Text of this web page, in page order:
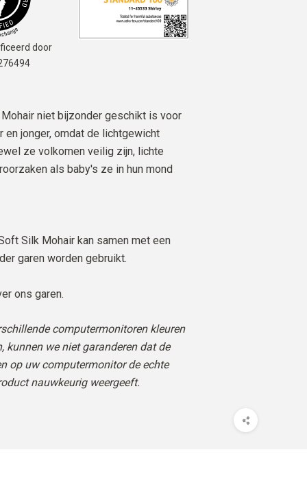
door
niet bijzonder geschikt is voor
en jonger, omdat de lichtgewicht
ze volkomen veilig zijn, lichte
als baby's ze in hun mond
Silk Mohair kan samen met een
garen worden gebruikt.
ons garen.
computermonitoren kleuren
kunnen we niet garanderen dat de
op uw computermonitor de echte
nauwkeurig weergeeft.